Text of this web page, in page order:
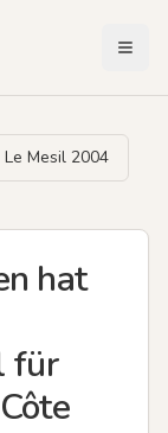
Mesil 2004
hat
für